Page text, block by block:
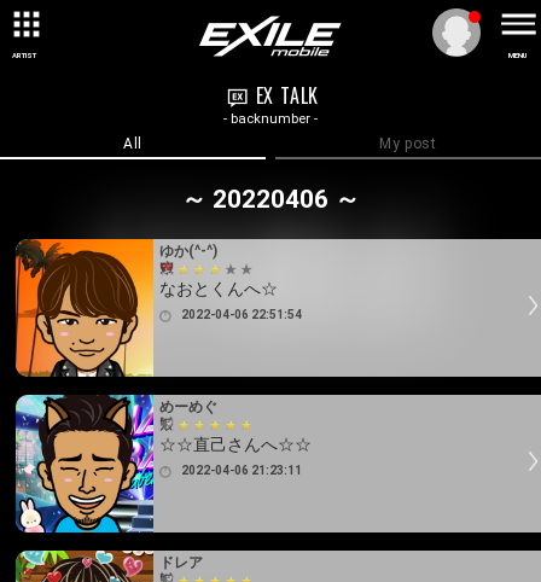
ARTIST MENU
EX TALK
- backnumber -
All My post
～ 20220406 ～
ゆか(^-^)
なおとくんへ☆
2022-04-06 22:51:54
めーめぐ
☆☆直己さんへ☆☆
2022-04-06 21:23:11
ドレア